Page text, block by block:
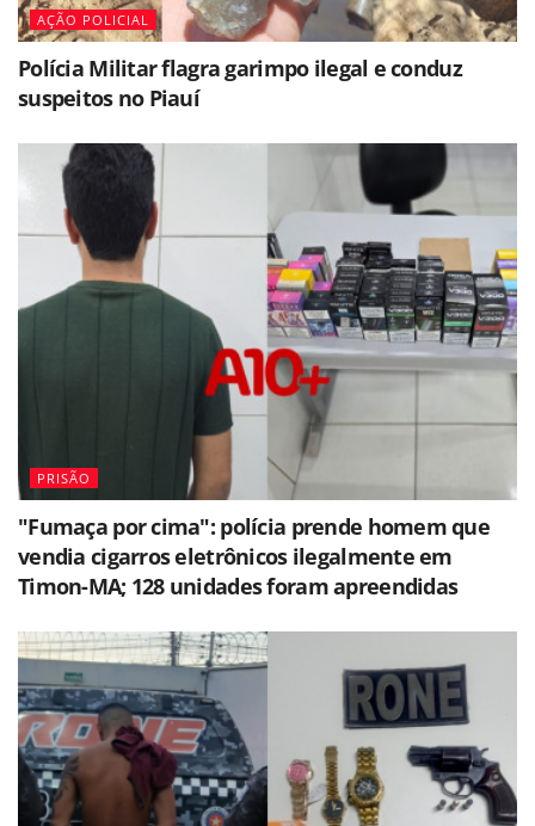
AÇÃO POLICIAL
Polícia Militar flagra garimpo ilegal e conduz
suspeitos no Piauí
PRISÃO
"Fumaça por cima": polícia prende homem que
vendia cigarros eletrônicos ilegalmente em
Timon-MA; 128 unidades foram apreendidas